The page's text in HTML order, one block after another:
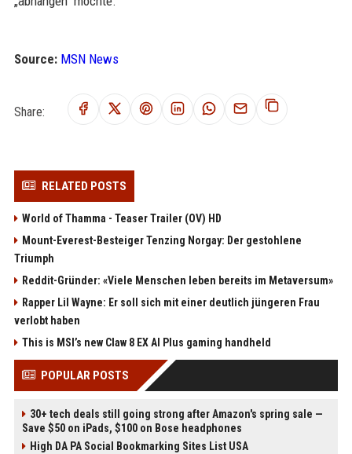
Source: MSN News
Share:
RELATED POSTS
World of Thamma - Teaser Trailer (OV) HD
Mount-Everest-Besteiger Tenzing Norgay: Der gestohlene
Triumph
Reddit-Gründer: «Viele Menschen leben bereits im Metaversum»
Rapper Lil Wayne: Er soll sich mit einer deutlich jüngeren Frau
verlobt haben
This is MSI’s new Claw 8 EX AI Plus gaming handheld
POPULAR POSTS
30+ tech deals still going strong after Amazon's spring sale —
Save $50 on iPads, $100 on Bose headphones
High DA PA Social Bookmarking Sites List USA